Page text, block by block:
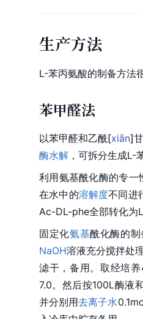
生产方法
L-苯丙氨酸的制备方法
苯甲醛法
以苯甲醛和乙酰[xiān]
酶水解 ，可拆分生成L-
利用氨基酰化酶的专一
在水中的溶解度不同进
Ac-DL-phe全部转化为
固定化氨基酰化酶的
NaOH溶液充分搅拌处
滤干，备用。取经培
7.0。然后按100L酶液
并分别用去离子水